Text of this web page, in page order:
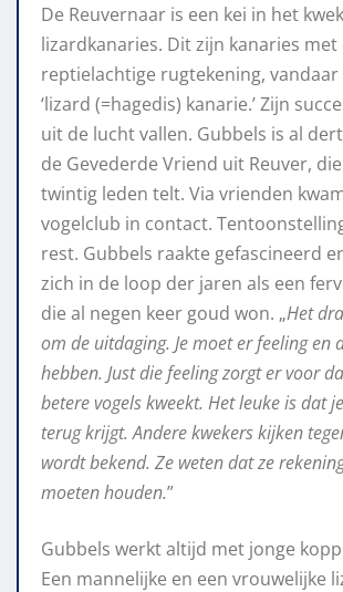
De Reuvernaar is een kei in het
lizardkanaries. Dit zijn kanaries met
reptielachtige rugtekening, vandaar
‘lizard (=hagedis) kanarie.’ Zijn
uit de lucht vallen. Gubbels is al
de Gevederde Vriend uit Reuver,
twintig leden telt. Via vrienden
vogelclub in contact.
rest. Gubbels raakte gefascineerd
zich in de loop der jaren als een
die al negen keer goud won. „Het
om de uitdaging. Je moet er feeling en
hebben. Just die feeling zorgt er voor
betere vogels kweekt. Het leuke is dat
terug krijgt. Andere kwekers kijken
wordt bekend. Ze weten dat ze
moeten houden.”
Gubbels werkt altijd met jonge
Een mannelijke en een vrouwelijke